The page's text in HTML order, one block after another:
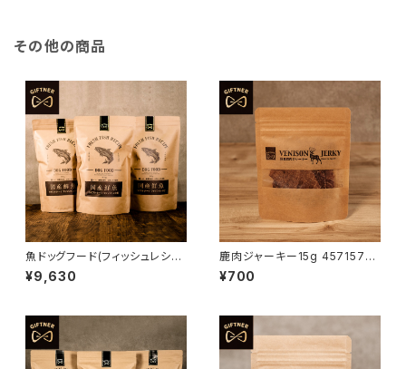
その他の商品
魚ドッグフード(フィッシュレシピ
900g×3) 4571570662135
¥9,630
鹿肉ジャーキー15g 4571570
661206
¥700